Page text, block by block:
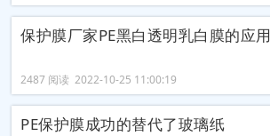
保护膜厂家PE黑白透明乳白膜的应用
2487 阅读 2022-10-25 11:00:19
PE保护膜成功的替代了玻璃纸